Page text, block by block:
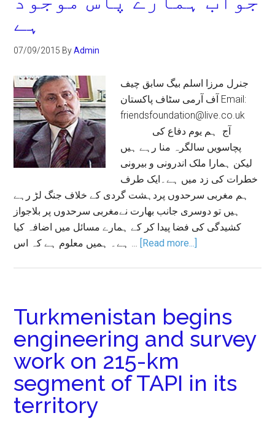
ہے
07/09/2015 ByAdmin
جنرل مرزا اسلم بیگ سابق چیف
آف آرمی سٹاف پاکستان Email:
friendsfoundation@live.co.uk
پچاسویں سالگرہ منا رہے ہیں
لیکن ہمارا ملک اندرونی و بیرونی
خطرات کی زد میں ہے۔ایک طرف
ہم مغربی سرحدوں پردہشت گردی کے خلاف جنگ لڑ رہے
ہیں تو دوسری جانب بھارت نےمغربی سرحدوں پر بلاجواز
کشیدگی کی فضا پیدا کر کے ہمارے مسائل میں اضافہ کیا
ہے۔ ہمیں معلوم ہے کہ اس … [Read more...]
Turkmenistan begins
engineering and survey
work on 215-km
segment of TAPI in its
territory